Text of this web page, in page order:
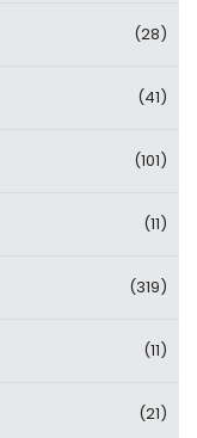
(28)
(41)
(101)
(11)
(319)
(11)
(21)